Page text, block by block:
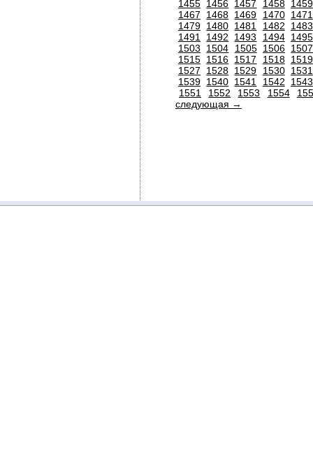
1455 1456 1457 1458 1459
1467
1468 1469 1470 1471
1479 1480 1481 1482
1483
1491
1492 1493 1494 1495
1503
1504 1505 1506 1507
1515 1516 1517 1518 1519
1527
1528 1529 1530 1531
1539 1540 1541 1542
1543
1551
1552 1553 1554
следующая →